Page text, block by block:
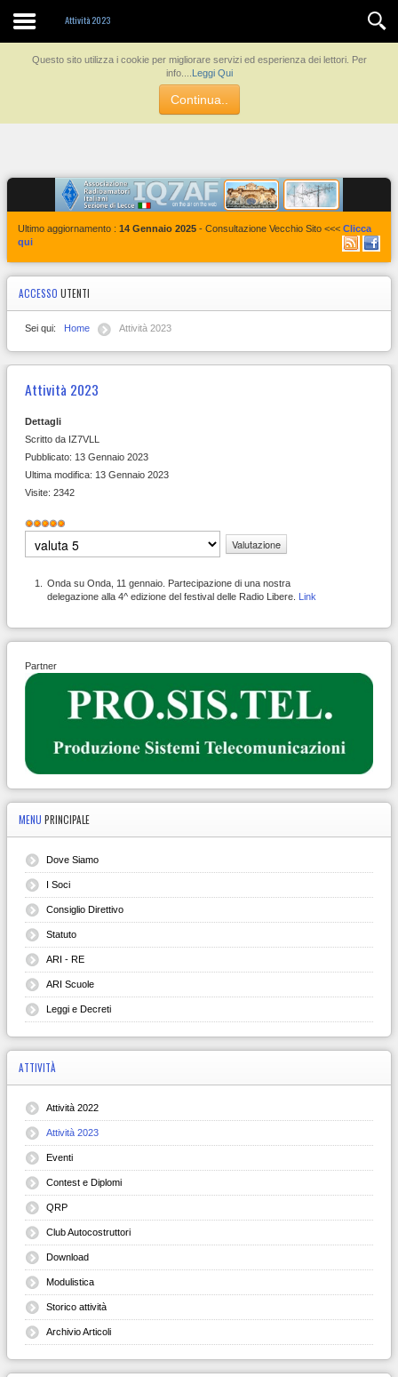
Questo sito utilizza i cookie per migliorare servizi ed esperienza dei lettori. Per
info....
Leggi Qui
Continua..
Attività 2023
Contatti
Ultimo aggiornamento : 14 Gennaio 2025 - Consultazione Vecchio Sito <<< Clicca
qui
ACCESSO UTENTI
Sei qui: Home Attività 2023
Attività 2023
Dettagli
Scritto da IZ7VLL
Pubblicato: 13 Gennaio 2023
Ultima modifica: 13 Gennaio 2023
Visite: 2342
Valutazione
Valuta
Onda su Onda, 11 gennaio. Partecipazione di una nostra
delegazione alla 4^ edizione del festival delle Radio Libere. Link
Partner
MENU PRINCIPALE
Dove Siamo
I Soci
Consiglio Direttivo
Statuto
ARI - RE
ARI Scuole
Leggi e Decreti
ATTIVITÀ
Attività 2022
Attività 2023
Eventi
Contest e Diplomi
QRP
Club Autocostruttori
Download
Modulistica
Storico attività
Archivio Articoli